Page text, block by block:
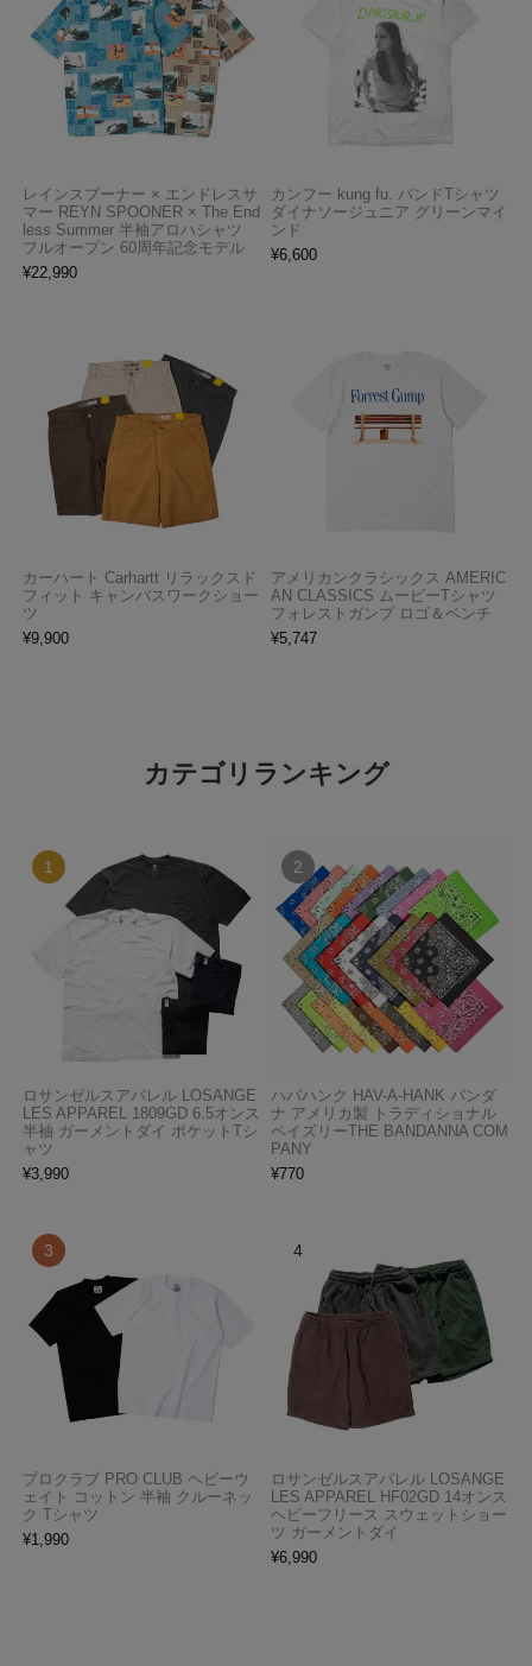
レインスプーナー × エンドレスサ
マー REYN SPOONER × The End
less Summer 半袖アロハシャツ
フルオープン 60周年記念モデル
¥22,990
カンフー kung fu. バンドTシャツ
ダイナソージュニア グリーンマイ
ンド
¥6,600
カーハート Carhartt リラックスド
フィット キャンバスワークショー
ツ
¥9,900
アメリカンクラシックス AMERIC
AN CLASSICS ムービーTシャツ
フォレストガンプ ロゴ＆ベンチ
¥5,747
カテゴリランキング
ロサンゼルスアパレル LOSANGE
LES APPAREL 1809GD 6.5オンス
半袖 ガーメントダイ ポケットTシ
ャツ
¥3,990
ハバハンク HAV-A-HANK バンダ
ナ アメリカ製 トラディショナル
ペイズリーTHE BANDANNA COM
PANY
¥770
プロクラブ PRO CLUB ヘビーウ
ェイト コットン 半袖 クルーネッ
ク Tシャツ
¥1,990
ロサンゼルスアパレル LOSANGE
LES APPAREL HF02GD 14オンス
ヘビーフリース スウェットショー
ツ ガーメントダイ
¥6,990